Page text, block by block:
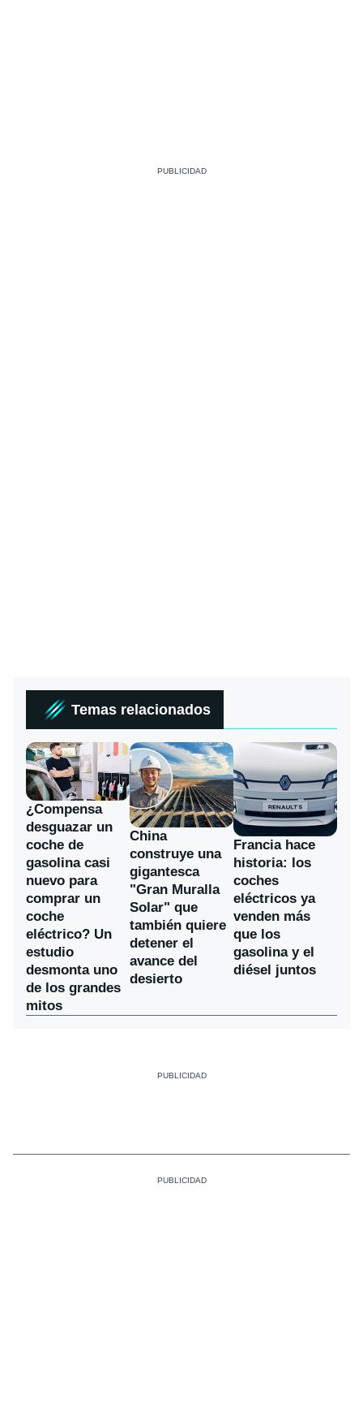
Temas relacionados
¿Compensa
desguazar un
coche de
gasolina casi
nuevo para
comprar un
coche
eléctrico? Un
estudio
desmonta uno
de los grandes
mitos
China
construye una
gigantesca
"Gran Muralla
Solar" que
también quiere
detener el
avance del
desierto
Francia hace
historia: los
coches
eléctricos ya
venden más
que los
gasolina y el
diésel juntos